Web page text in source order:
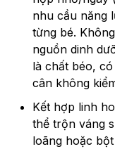
nhu cầu năng
từng bé.
nguồn dinh
là chất béo,
cân không
Kết hợp linh
thể trộn váng
loãng hoặc